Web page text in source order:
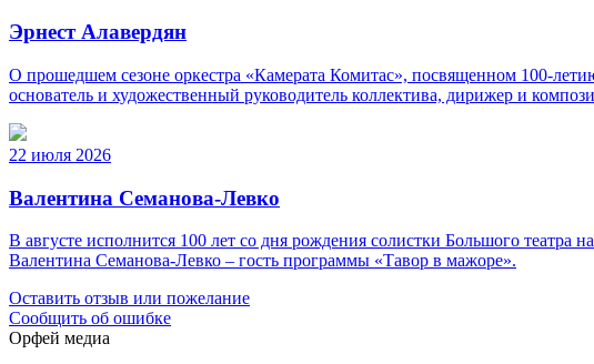
Эрнест Алавердян
О прошедшем сезоне оркестра «Камерата Комитас», посвященном 100-
основатель и художественный руководитель коллектива, дирижер и
22 июля 2026
Валентина Семанова-Левко
В августе исполнится 100 лет со дня рождения солистки Большого
Валентина Семанова-Левко – гость программы «Тавор в мажоре».
Оставить отзыв или пожелание
Сообщить об ошибке
Орфей медиа